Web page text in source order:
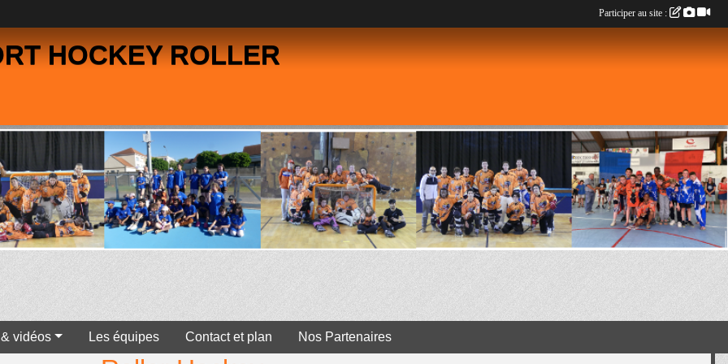
HOCKEY ROLLER
vidéos Les équipes Contact et plan Nos Partenaires
Participer au site :